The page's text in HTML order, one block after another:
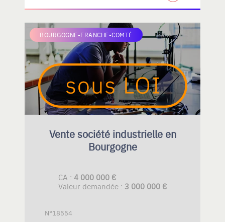
BOURGOGNE-FRANCHE-COMTÉ
Vente société industrielle en
Bourgogne
CA : 4 000 000 €
Valeur demandée : 3 000 000 €
N°18554